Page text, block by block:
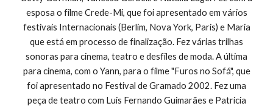
esposa o filme Crede-Mi, que foi apresentado em vários
festivais Internacionais (Berlim, Nova York, Paris) e Maria
que está em processo de finalização. Fez várias trilhas
sonoras para cinema, teatro e desfiles de moda. A última
para cinema, com o Yann, para o filme "Furos no Sofá", que
foi apresentado no Festival de Gramado 2002. Fez uma
peça de teatro com Luis Fernando Guimarães e Patricia